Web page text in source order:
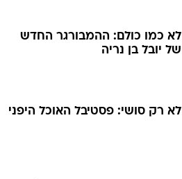
לא כמו כולם: ההמבורגר החדש
של יובל בן נריה
לא רק סושי: פסטיבל האוכל היפני